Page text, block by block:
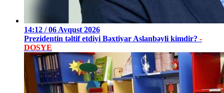
14:12 / 06 Avqust 2026
Prezidentin təltif etdiyi Bəxtiyar Aslanbəyli kimdir? -
DOSYE